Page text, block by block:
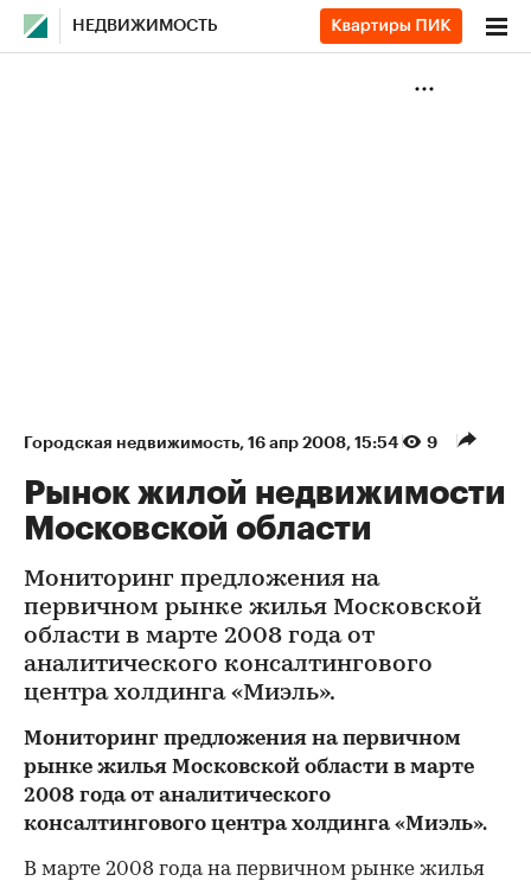
НЕДВИЖИМОСТЬ
Городская недвижимость⁠, 16 апр 2008, 15:54 9
Рынок жилой недвижимости
Московской области
Мониторинг предложения на
первичном рынке жилья Московской
области в марте 2008 года от
аналитического консалтингового
центра холдинга «Миэль».
Мониторинг предложения на первичном
рынке жилья Московской области в марте
2008 года от аналитического
консалтингового центра холдинга «Миэль».
В марте 2008 года на первичном рынке жилья